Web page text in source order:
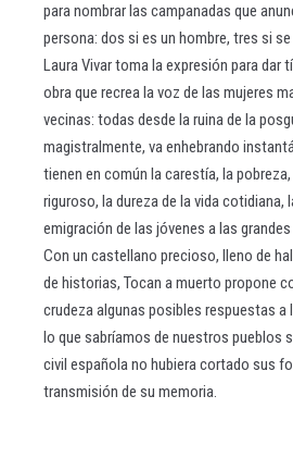
para nombrar las campanadas que
persona: dos si es un hombre, tres si
Laura Vivar toma la expresión para dar
obra que recrea la voz de las mujeres
vecinas: todas desde la ruina de la
magistralmente, va enhebrando
tienen en común la carestía, la
riguroso, la dureza de la vida cotidiana,
emigración de las jóvenes a las
Con un castellano precioso, lleno de
de historias, Tocan a muerto propone
crudeza algunas posibles respuestas a
lo que sabríamos de nuestros pueblos
civil española no hubiera cortado sus
transmisión de su memoria.